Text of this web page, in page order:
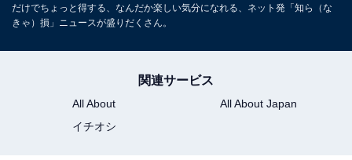
だけでちょっと得する、なんだか楽しい気分になれる、ネット発「知ら（な
きゃ）損」ニュースが盛りだくさん。
関連サービス
All About
All About Japan
イチオシ